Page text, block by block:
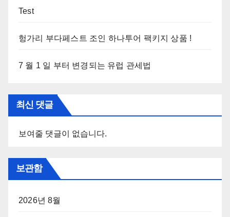
Test
헝가리 부다페스트 조인 하나투어 팩키지 상품 !
7 월 1 일 부터 변경되는 유럽 관세법
최신 댓글
보여줄 댓글이 없습니다.
보관함
2026년 8월